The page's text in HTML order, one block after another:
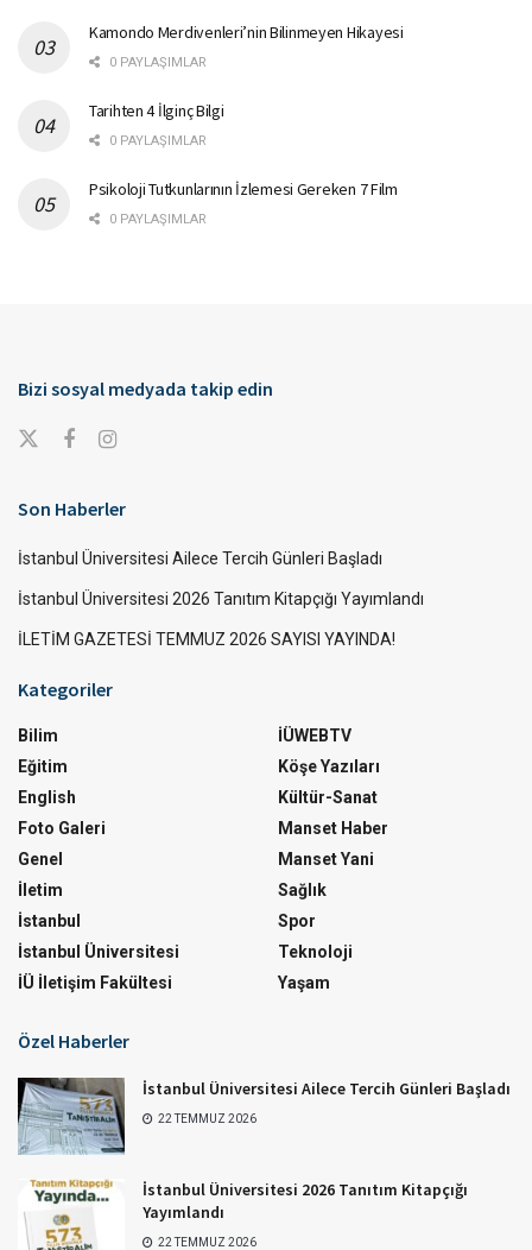
Kamondo Merdivenleri’nin Bilinmeyen Hikayesi
0 PAYLAŞIMLAR
Tarihten 4 İlginç Bilgi
0 PAYLAŞIMLAR
Psikoloji Tutkunlarının İzlemesi Gereken 7 Film
0 PAYLAŞIMLAR
Bizi sosyal medyada takip edin
Son Haberler
İstanbul Üniversitesi Ailece Tercih Günleri Başladı
İstanbul Üniversitesi 2026 Tanıtım Kitapçığı Yayımlandı
İLETİM GAZETESİ TEMMUZ 2026 SAYISI YAYINDA!
Kategoriler
Bilim
Eğitim
English
Foto Galeri
Genel
İletim
İstanbul
İstanbul Üniversitesi
İÜ İletişim Fakültesi
İÜWEBTV
Köşe Yazıları
Kültür-Sanat
Manset Haber
Manset Yani
Sağlık
Spor
Teknoloji
Yaşam
Özel Haberler
İstanbul Üniversitesi Ailece Tercih Günleri Başladı
22 TEMMUZ 2026
İstanbul Üniversitesi 2026 Tanıtım Kitapçığı
Yayımlandı
22 TEMMUZ 2026